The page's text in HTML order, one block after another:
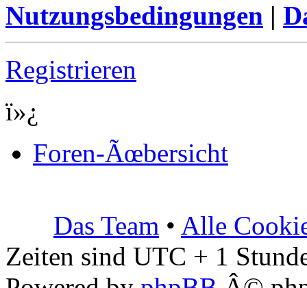
Nutzungsbedingungen |
Registrieren
ï»¿
Foren-Ãœbersicht
Das Team • Alle
Zeiten sind UTC + 1